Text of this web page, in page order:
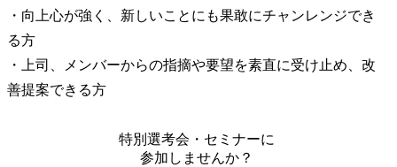
・向上心が強く、新しいことにも果敢にチャンレンジでき
る方
・上司、メンバーからの指摘や要望を素直に受け止め、改
善提案できる方
特別選考会・セミナーに
参加しませんか？